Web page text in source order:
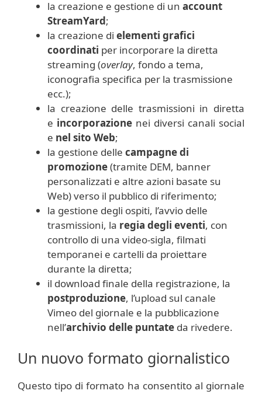
la creazione e gestione di un account
StreamYard;
la creazione di elementi grafici
coordinati per incorporare la diretta
streaming (overlay, fondo a tema,
iconografia specifica per la trasmissione
ecc.);
la creazione delle trasmissioni in diretta
e incorporazione nei diversi canali social
e nel sito Web;
la gestione delle campagne di
promozione(tramite DEM, banner
personalizzati e altre azioni basate su
Web) verso il pubblico di riferimento;
la gestione degli ospiti, l’avvio delle
trasmissioni, la regia degli eventi, con
controllo di una video-sigla, filmati
temporanei e cartelli da proiettare
durante la diretta;
il download finale della registrazione, la
postproduzione, l’upload sul canale
Vimeo del giornale e la pubblicazione
nell’archivio delle puntate da rivedere.
Un nuovo formato giornalistico
Questo tipo di formato ha consentito al giornale